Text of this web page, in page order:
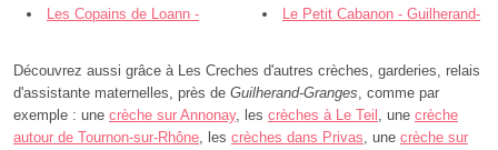
Guilherand-Granges
Granges
Les Copains de Loann -
Le Petit Cabanon - Guilherand-
Découvrez aussi grâce à Les Creches d'autres crèches, garderies, relais
d'assistante maternelles, près de Guilherand-Granges, comme par
exemple : une crèche sur Annonay, les crèches à Le Teil , une crèche
autour de Tournon-sur-Rhône, les crèches dans Privas, une crèche sur